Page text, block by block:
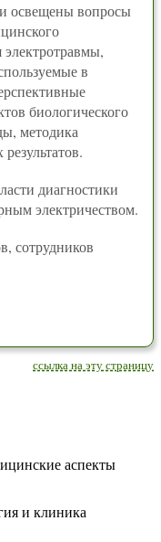
освещены вопросы
электротравмы,
в
биологического
методика
диагностики
электричеством.
сотрудников
ссылка на эту страницу
аспекты
и клиника